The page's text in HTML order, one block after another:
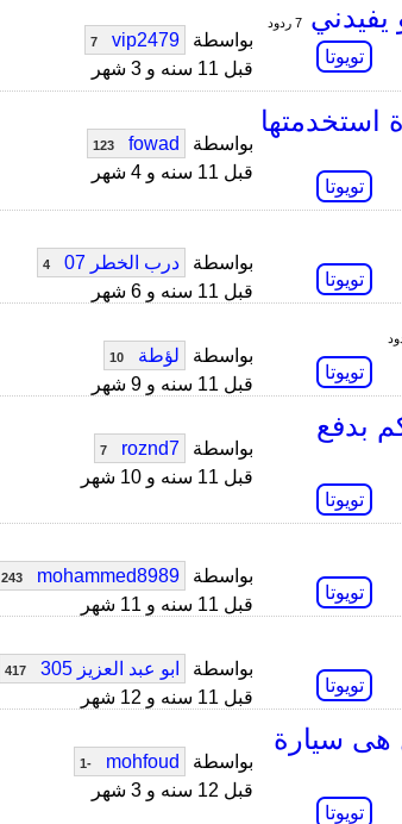
يفيدني7 ردود
تويوتا
بواسطة vip2479
7
قبل 11 سنه و 3 شهر
تويوتا
بواسطة fowad
123
قبل 11 سنه و 4 شهر
تويوتا
بواسطة درب الخطر 07 4
قبل 11 سنه و 6 شهر
تويوتا
بواسطة لؤطة 10
قبل 11 سنه و 9 شهر
لو بجدد كم بدفع
تويوتا
بواسطة roznd7
7
قبل 11 سنه و 10 شهر
تويوتا
بواسطة mohammed8989
243
قبل 11 سنه و 11 شهر
تويوتا
بواسطة ابو عبد العزيز 305 417
قبل 11 سنه و 12 شهر
تويوتا ايكو 2005-هل هى سيارة
تويوتا
بواسطة mohfoud
-1
قبل 12 سنه و 3 شهر